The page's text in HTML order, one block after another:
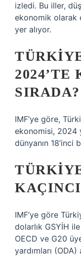
izledi. Bu iller,
ekonomik olarak
yer alıyor.
2024’TE
SIRADA?
IMF’ye göre,
ekonomisi, 2024
dünyanın
IMF’ye göre
dolarlık GSYİH
OECD ve G20
yardımları